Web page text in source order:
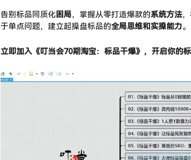
告别标品同质化困局，掌握从零打造爆款的系统方法
于单点问题，建立起操盘标品的全局思维和实操能力。
立即加入《叮当会70期淘宝：标品干爆》，开启你的标